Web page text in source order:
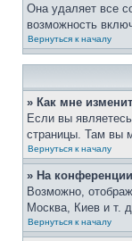
Она удаляет все
возможность
Вернуться к началу
» Как мне
Если вы
страницы. Там вы
Вернуться к началу
» На
Возможно,
Москва, Киев и т.
Вернуться к началу